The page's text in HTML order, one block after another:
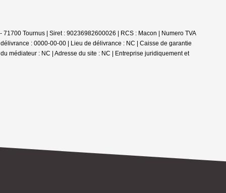
Tournus | Siret : 90236982600026 | RCS : Macon | Numero TVA
: 0000-00-00 | Lieu de délivrance : NC | Caisse de garantie
médiateur : NC | Adresse du site : NC |
Entreprise juridiquement et